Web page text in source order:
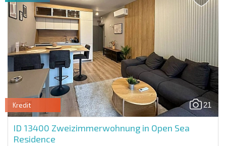
21
Kredit
ID 13400 Zweizimmerwohnung in Open Sea
Residence